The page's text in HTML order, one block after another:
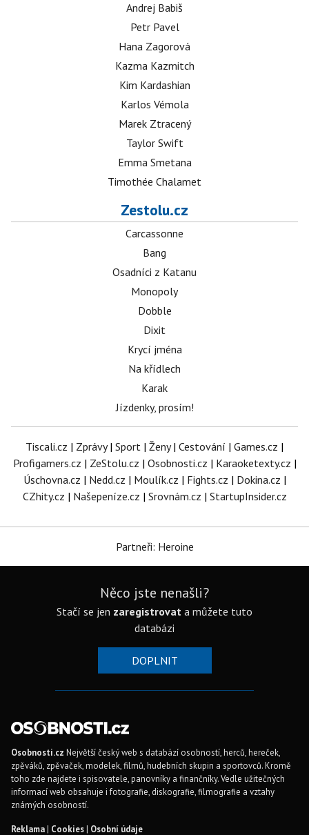
Andrej Babiš
Petr Pavel
Hana Zagorová
Kazma Kazmitch
Kim Kardashian
Karlos Vémola
Marek Ztracený
Taylor Swift
Emma Smetana
Timothée Chalamet
Zestolu.cz
Carcassonne
Bang
Osadníci z Katanu
Monopoly
Dobble
Dixit
Krycí jména
Na křídlech
Karak
Jízdenky, prosím!
Tiscali.cz | Zprávy| Sport | Ženy| Cestování | Games.cz |
Profigamers.cz | ZeStolu.cz | Osobnosti.cz | Karaoketexty.cz |
Úschovna.cz | Nedd.cz | Moulík.cz | Fights.cz | Dokina.cz |
CZhity.cz | Našepeníze.cz | Srovnám.cz | StartupInsider.cz
Partneři: Heroine
Něco jste nenašli?
Stačí se jen zaregistrovat a můžete tuto
databázi
DOPLNIT
Osobnosti.cz Největší český web s databází osobností, herců, hereček,
zpěváků, zpěvaček, modelek, filmů, hudebních skupin a sportovců. Kromě
toho zde najdete i spisovatele, panovníky a finančníky. Vedle užitečných
informací web obsahuje i fotografie, diskografie, filmografie a vztahy
známých osobností.
Reklama| Cookies| Osobní údaje